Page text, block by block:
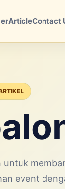
ArticleContact
untuk
event